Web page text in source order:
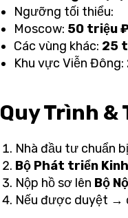
Ngưỡng tối thiểu:
Moscow: 50 triệu
Các vùng khác: 25
Khu vực Viễn Đông:
Quy Trình &
Nhà đầu tư chuẩn
Bộ Phát triển
Nộp hồ sơ lên Bộ
Nếu được duyệt →